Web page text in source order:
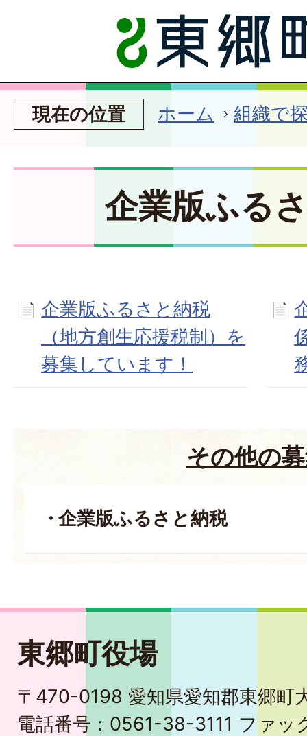
現在の位置 ホーム 組織で
企業版ふる
企業版ふるさと納税
（地方創生応援税制）を
募集しています！
その他の
企業版ふるさと納税
東郷町役場
〒470-0198 愛知県愛知郡東郷町
電話番号：0561-38-3111 ファ